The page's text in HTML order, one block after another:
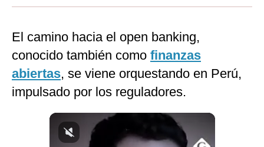
Internacional
Club del Suscriptor
El camino hacia el open banking,
conocido también como finanzas
abiertas, se viene orquestando en Perú,
impulsado por los reguladores.